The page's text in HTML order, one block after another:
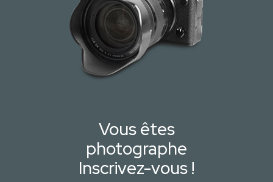
Vous êtes
photographe
Inscrivez-vous !